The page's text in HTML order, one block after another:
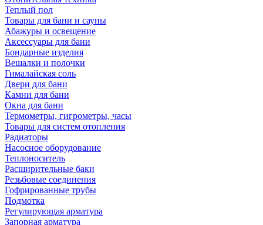
Теплый пол
Товары для бани и сауны
Абажуры и освещение
Аксессуары для бани
Бондарные изделия
Вешалки и полочки
Гималайская соль
Двери для бани
Камни для бани
Окна для бани
Термометры, гигрометры, часы
Товары для систем отопления
Радиаторы
Насосное оборудование
Теплоноситель
Расширительные баки
Резьбовые соединения
Гофрированные трубы
Подмотка
Регулирующая арматура
Запорная арматура